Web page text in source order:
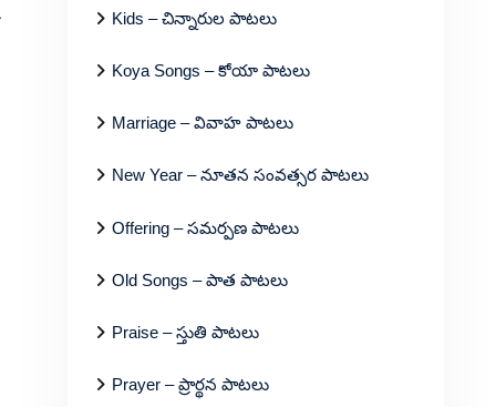
Kids – చిన్నారుల పాటలు
Koya Songs – కోయా పాటలు
Marriage – వివాహ పాటలు
New Year – నూతన సంవత్సర పాటలు
Offering – సమర్పణ పాటలు
Old Songs – పాత పాటలు
Praise – స్తుతి పాటలు
Prayer – ప్రార్థన పాటలు